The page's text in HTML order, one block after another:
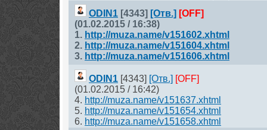
ODIN1 [4343] [Отв.] [OFF]
(01.02.2015 / 16:38)
1. http://muza.name/v151602.xhtml
2. http://muza.name/v151604.xhtml
3. http://muza.name/v151606.xhtml
ODIN1 [4343] [Отв.] [OFF]
(01.02.2015 / 16:42)
4. http://muza.name/v151637.xhtml
5. http://muza.name/v151654.xhtml
6. http://muza.name/v151658.xhtml